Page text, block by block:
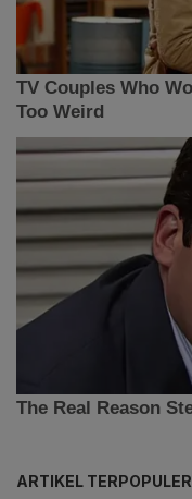
ARTIKEL TERPOPULER